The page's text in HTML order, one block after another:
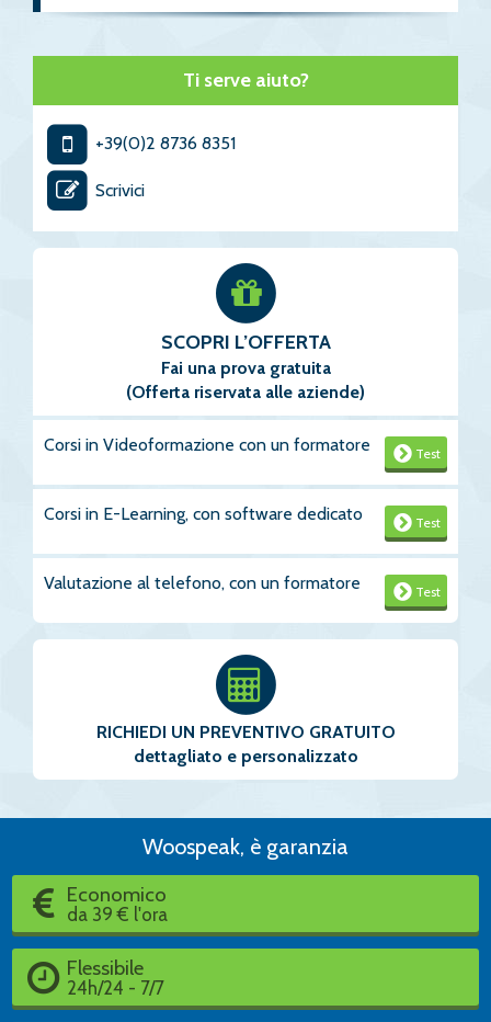
Ti serve aiuto?
+39(0)2 8736 8351
Scrivici
SCOPRI L’OFFERTA
Fai una prova gratuita
(Offerta riservata alle aziende)
Test
Corsi in Videoformazione con un formatore
Test
Corsi in E-Learning, con software dedicato
Test
Valutazione al telefono, con un formatore
RICHIEDI UN PREVENTIVO GRATUITO
dettagliato e personalizzato
Woospeak, è garanzia
Economico
da 39 € l'ora
Flessibile
24h/24 - 7/7